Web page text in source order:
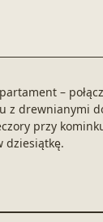
–
z drewnianymi
przy
dziesiątkę.